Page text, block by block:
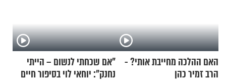
האם ההלכה מחייבת אותי? -
הרב זמיר כהן
"אם שכחתי לנשום – הייתי
נחנק": יוחאי לוי בסיפור חיים